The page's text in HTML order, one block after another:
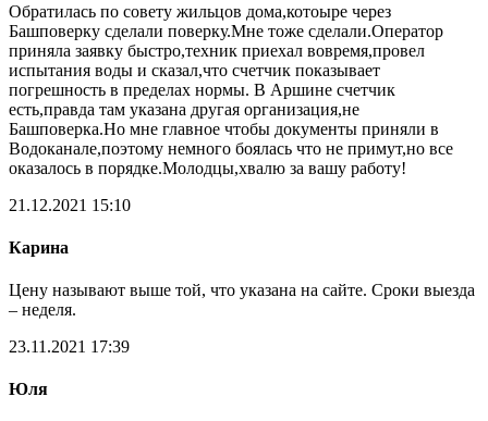
Обратилась по совету жильцов дома,котоыре через
Башповерку сделали поверку.Мне тоже сделали.Оператор
приняла заявку быстро,техник приехал вовремя,провел
испытания воды и сказал,что счетчик показывает
погрешность в пределах нормы. В Аршине счетчик
есть,правда там указана другая организация,не
Башповерка.Но мне главное чтобы документы приняли в
Водоканале,поэтому немного боялась что не примут,но все
оказалось в порядке.Молодцы,хвалю за вашу работу!
21.12.2021 15:10
Карина
Цену называют выше той, что указана на сайте. Сроки выезда
– неделя.
23.11.2021 17:39
Юля